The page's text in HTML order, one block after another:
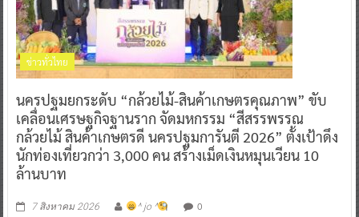
ข่าวทั่วไทย
นครปฐมยกระดับ “กล้วยไม้-สินค้าเกษตรคุณภาพ” ขับ
เคลื่อนเศรษฐกิจฐานราก จัดมหกรรม “สีสรรพรรณ
กล้วยไม้ สินค้าเกษตรดี นครปฐมการันตี 2026” ตั้งเป้าดึง
นักท่องเที่ยวกว่า 3,000 คน สร้างเม็ดเงินหมุนเวียน 10
ล้านบาท
7 สิงหาคม 2026 ^ jo ^ 0